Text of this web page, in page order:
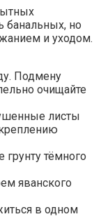
банальных, но
и уходом.
Подмену
очищайте
листы
тёмного
яванского
в одном